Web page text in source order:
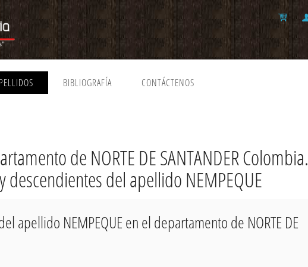
BIBLIOGRAFÍA CONTÁCTENOS
de NORTE DE SANTANDER Colombia.
del apellido NEMPEQUE
apellido NEMPEQUE en el departamento de NORTE DE